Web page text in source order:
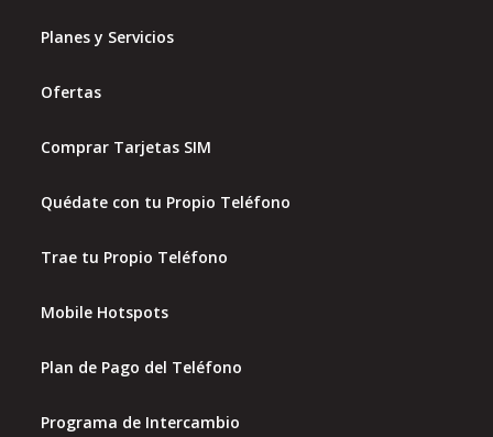
Planes y Servicios
Ofertas
Comprar Tarjetas SIM
Quédate con tu Propio Teléfono
Trae tu Propio Teléfono
Mobile Hotspots
Plan de Pago del Teléfono
Programa de Intercambio